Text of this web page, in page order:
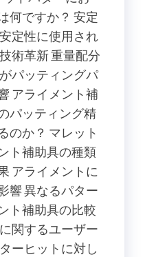
何ですか？ 安定
定性に使用され
術革新 重量配分
パッティングパ
アライメント補
パッティング精
のか？ マレット
ト補助具の種類
アライメントに
響 異なるパター
ト補助具の比較
関するユーザー
ーヒットに対し